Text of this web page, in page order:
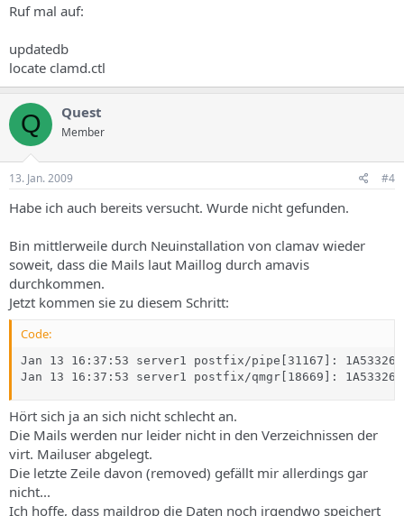
Ruf mal auf:
updatedb
locate clamd.ctl
Q Quest
Member
13. Jan. 2009 #4
Habe ich auch bereits versucht. Wurde nicht gefunden.
Bin mittlerweile durch Neuinstallation von clamav wieder
soweit, dass die Mails laut Maillog durch amavis
durchkommen.
Jetzt kommen sie zu diesem Schritt:
Code:
Jan 13 16:37:53 server1 postfix/pipe[31167]:
Jan 13 16:37:53 server1 postfix/qmgr[18669]:
Hört sich ja an sich nicht schlecht an.
Die Mails werden nur leider nicht in den Verzeichnissen der
virt. Mailuser abgelegt.
Die letzte Zeile davon (removed) gefällt mir allerdings gar
nicht...
Ich hoffe, dass maildrop die Daten noch irgendwo speichert